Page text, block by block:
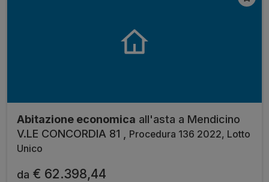
Abitazione economica all'asta a Mendicino
V.LE CONCORDIA 81 ,
Procedura 136 2022, Lotto
Unico
da € 62.398,44